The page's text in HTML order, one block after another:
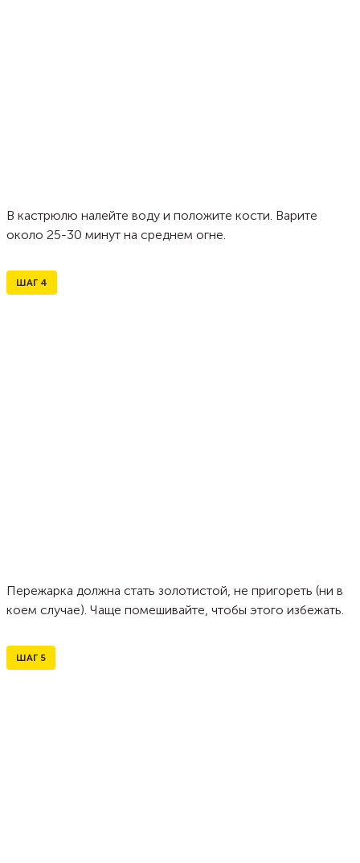
В кастрюлю налейте воду и положите кости. Варите
около 25-30 минут на среднем огне.
ШАГ 4
Пережарка должна стать золотистой, не пригореть (ни в
коем случае). Чаще помешивайте, чтобы этого избежать.
ШАГ 5